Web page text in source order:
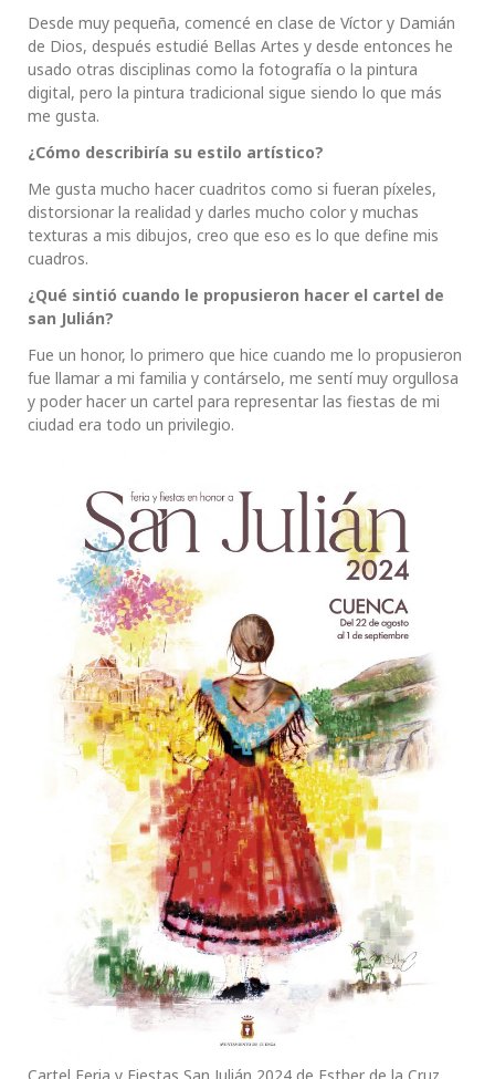
Desde muy pequeña, comencé en clase de Víctor y Damián
de Dios, después estudié Bellas Artes y desde entonces he
usado otras disciplinas como la fotografía o la pintura
digital, pero la pintura tradicional sigue siendo lo que más
me gusta.
¿Cómo describiría su estilo artístico?
Me gusta mucho hacer cuadritos como si fueran píxeles,
distorsionar la realidad y darles mucho color y muchas
texturas a mis dibujos, creo que eso es lo que define mis
cuadros.
¿Qué sintió cuando le propusieron hacer el cartel de
san Julián?
Fue un honor, lo primero que hice cuando me lo propusieron
fue llamar a mi familia y contárselo, me sentí muy orgullosa
y poder hacer un cartel para representar las fiestas de mi
ciudad era todo un privilegio.